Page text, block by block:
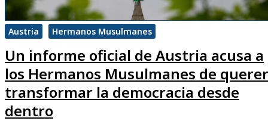
Austria Hermanos Musulmanes
Un informe oficial de Austria acusa a
los Hermanos Musulmanes de querer
transformar la democracia desde
dentro